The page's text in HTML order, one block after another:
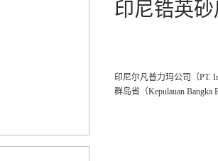
印尼锆英
印尼尔凡普力玛公司（PT.
群岛省（Kepulauan